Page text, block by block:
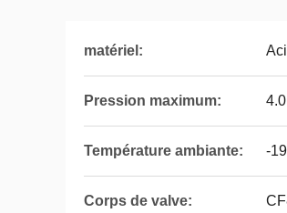
matériel:
Pression maximum:
Température ambiante: -
Corps de valve: